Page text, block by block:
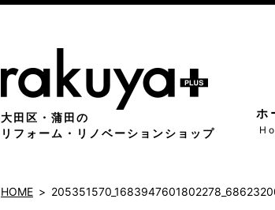
大田区・蒲田の
リフォーム・リノベーションショップ
ホ
HOME